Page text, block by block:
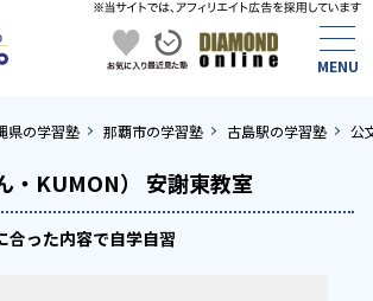
県の学習塾 那覇市の学習塾 古島駅の学習塾 公
・KUMON） 安謝東教室
合った内容で自学自習